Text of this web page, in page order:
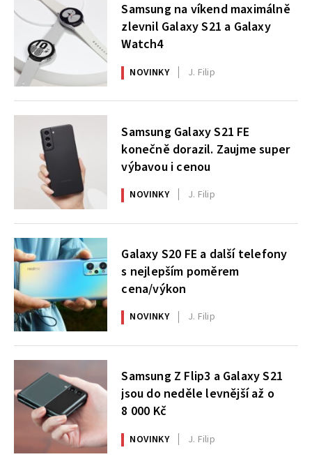
Samsung na víkend maximálně
zlevnil Galaxy S21 a Galaxy
Watch4
NOVINKY J. Filip
Samsung Galaxy S21 FE
konečně dorazil. Zaujme super
výbavou i cenou
NOVINKY J. Filip
Galaxy S20 FE a další telefony
s nejlepším poměrem
cena/výkon
NOVINKY J. Filip
Samsung Z Flip3 a Galaxy S21
jsou do neděle levnější až o
8 000 Kč
NOVINKY J. Filip